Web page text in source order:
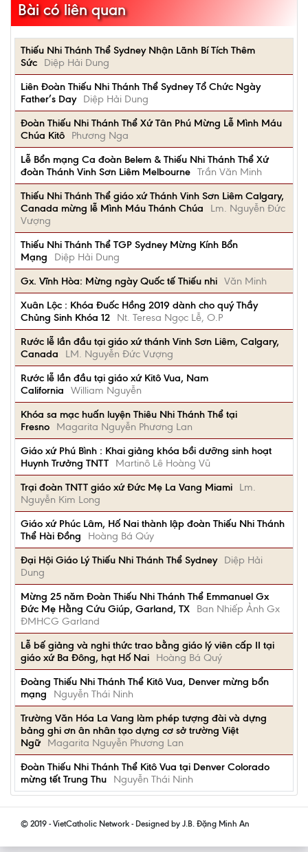
Bài có liên quan
Thiếu Nhi Thánh Thể Sydney Nhận Lãnh Bí Tích Thêm
Sức
Diệp Hải Dung
Liên Đoàn Thiếu Nhi Thánh Thể Sydney Tổ Chức Ngày
Father’s Day
Diệp Hải Dung
Đoàn Thiếu Nhi Thánh Thể Xứ Tân Phú Mừng Lễ Mình Máu
Chúa Kitô
Phương Nga
Lễ Bổn mạng Ca đoàn Belem & Thiếu Nhi Thánh Thể Xứ
đoàn Thánh Vinh Sơn Liêm Melbourne Trần Văn Minh
Thiếu Nhi Thánh Thể giáo xứ Thánh Vinh Sơn Liêm Calgary,
Canada mừng lễ Mình Máu Thánh Chúa
Lm. Nguyễn Đức
Vượng
Thiếu Nhi Thánh Thể TGP Sydney Mừng Kính Bổn
Mạng
Diệp Hải Dung
Gx. Vĩnh Hòa: Mừng ngày Quốc tế Thiếu nhi Văn Minh
Xuân Lộc : Khóa Đuốc Hồng 2019 dành cho quý Thầy
Chủng Sinh Khóa 12
Nt. Teresa Ngọc Lễ, O.P
Rước lễ lần đầu tại giáo xứ thánh Vinh Sơn Liêm, Calgary,
Canada
LM. Nguyễn Đức Vượng
Rước lễ lần đầu tại giáo xứ Kitô Vua, Nam
California
William Nguyễn
Khóa sa mạc huấn luyện Thiêu Nhi Thánh Thể tại
Fresno
Magarita Nguyễn Phương Lan
Giáo xứ Phú Bình : Khai giảng khóa bồi dưỡng sinh hoạt
Huynh Trưởng TNTT
Martinô Lê Hoàng Vũ
Trại đoàn TNTT giáo xứ Đức Mẹ La Vang Miami
Lm.
Nguyễn Kim Long
Giáo xứ Phúc Lâm, Hố Nai thành lập đoàn Thiếu Nhi Thánh
Thể Hài Đồng
Hoàng Bá Qúy
Đại Hội Giáo Lý Thiếu Nhi Thánh Thể Sydney
Diệp Hải
Dung
Mừng 25 năm Đoàn Thiếu Nhi Thánh Thể Emmanuel Gx
Đức Mẹ Hằng Cứu Giúp, Garland, TX
Ban Nhiếp Ảnh Gx
ĐMHCG Garland
Lễ bế giảng và nghi thức trao bằng giáo lý viên cấp II tại
giáo xứ Ba Đông, hạt Hố Nai
Hoàng Bá Quý
Đoàng Thiếu Nhi Thánh Thể Kitô Vua, Denver mừng bổn
mạng
Nguyễn Thái Ninh
Trường Văn Hóa La Vang làm phép tượng đài và dựng
bảng ghi ơn ân nhân tạo dựng cơ sở trường Việt
Ngữ
Magarita Nguyễn Phương Lan
Đoàn Thiếu Nhi Thánh Thể Kitô Vua tại Denver Colorado
mừng tết Trung Thu
Nguyễn Thái Ninh
© 2019 - VietCatholic Network - Designed by J.B. Đặng Minh An